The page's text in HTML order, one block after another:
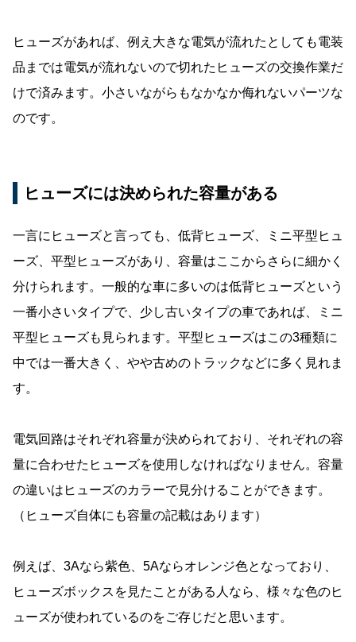
ヒューズがあれば、例え大きな電気が流れたとしても電装
品までは電気が流れないので切れたヒューズの交換作業だ
けで済みます。小さいながらもなかなか侮れないパーツな
のです。
ヒューズには決められた容量がある
一言にヒューズと言っても、低背ヒューズ、ミニ平型ヒュ
ーズ、平型ヒューズがあり、容量はここからさらに細かく
分けられます。一般的な車に多いのは低背ヒューズという
一番小さいタイプで、少し古いタイプの車であれば、ミニ
平型ヒューズも見られます。平型ヒューズはこの3種類に
中では一番大きく、やや古めのトラックなどに多く見れま
す。
電気回路はそれぞれ容量が決められており、それぞれの容
量に合わせたヒューズを使用しなければなりません。容量
の違いはヒューズのカラーで見分けることができます。
（ヒューズ自体にも容量の記載はあります）
例えば、3Aなら紫色、5Aならオレンジ色となっており、
ヒューズボックスを見たことがある人なら、様々な色のヒ
ューズが使われているのをご存じだと思います。